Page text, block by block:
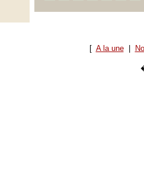
[ A la une|